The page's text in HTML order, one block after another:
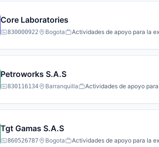
Core Laboratories
830000922 Bogota Actividades de apoyo para la
Petroworks S.A.S
830116134 Barranquilla Actividades de apoyo
Tgt Gamas S.A.S
860526787 Bogota Actividades de apoyo para la